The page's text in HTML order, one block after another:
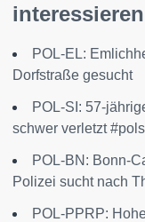
interessieren
POL-EL:
Dorfstraße gesucht
POL-SI: 57-
schwer verletzt
POL-BN: Bonn-
Polizei sucht nach
POL-PPRP: